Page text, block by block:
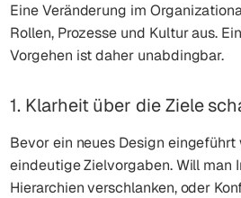
Eine Veränderung im
Rollen, Prozesse und Kultur aus.
Vorgehen ist daher unabdingbar.
1. Klarheit über die Ziele
Bevor ein neues Design eingeführt
eindeutige Zielvorgaben. Will man
Hierarchien verschlanken, oder